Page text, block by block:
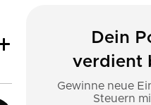
Dein
verdient
Gewinne neue
Steuern